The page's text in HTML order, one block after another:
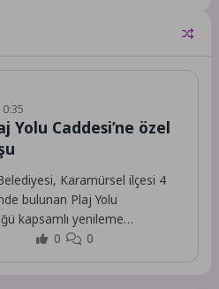
Yolu Caddesi’ne özel
Karamürsel ilçesi 4
bulunan Plaj Yolu
kapsamlı yenileme
0 0